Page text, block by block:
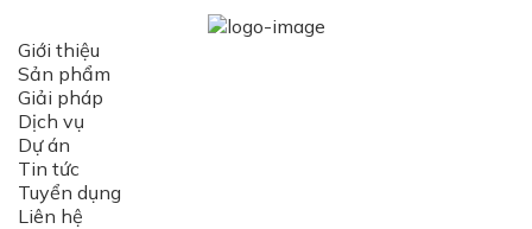
Giới thiệu
Sản phẩm
Giải pháp
Dịch vụ
Dự án
Tin tức
Tuyển dụng
Liên hệ